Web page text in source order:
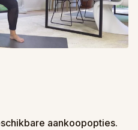
aankoopopties.